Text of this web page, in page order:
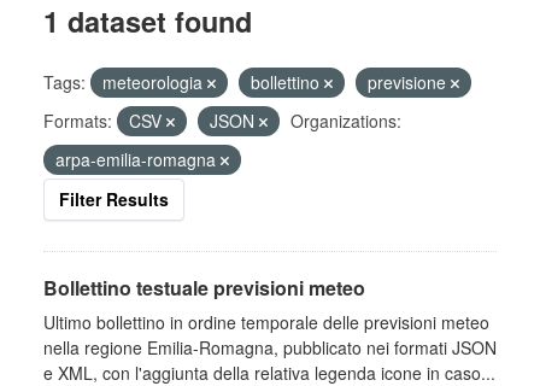
1 dataset found
Tags: meteorologia bollettino
previsione
Formats:
CSV JSON
Organizations:
arpa-emilia-romagna
Filter Results
Bollettino testuale previsioni meteo
Ultimo bollettino in ordine temporale delle previsioni meteo
nella regione Emilia-Romagna, pubblicato nei formati JSON
e XML, con l'aggiunta della relativa legenda icone in caso...